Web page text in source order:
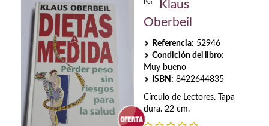
Autoayuda. Crecimiento personal
Biografía
Biografías
Ciencia ficción
Cine
Por
Klaus
Oberbeil
Referencia: 52946
Condición del libro:
Muy bueno
ISBN: 8422644835
Círculo de Lectores. Tapa
dura. 22 cm.